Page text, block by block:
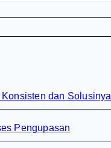
dan Solusinya
Pengupasan